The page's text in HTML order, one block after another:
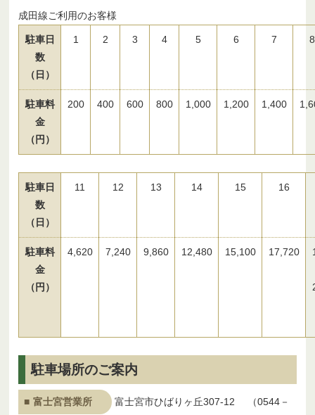
成田線ご利用のお客様
駐車日
数
（日）
1 2 3 4 5 6 7 8
駐車料
金
（円）
200 400 600 800 1,000 1,200 1,400
駐車日
数
（日）
11 12 13 14 15 16
駐車料
金
（円）
4,620 7,240 9,860 12,480 15,100 17,720
駐車場所のご案内
富士宮営業所 富士宮市ひばりヶ丘307-12 （0544－